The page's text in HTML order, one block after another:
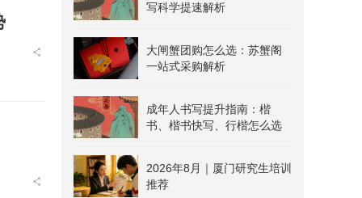
写科学提速解析
大闸蟹团购怎么选：苏蟹阁
一站式采购解析
成年人书写提升指南：楷
书、楷书快写、行楷怎么选
2026年8月｜厦门研究生培训
推荐